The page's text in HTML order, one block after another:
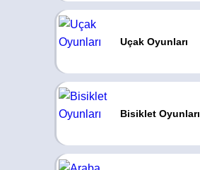
Uçak Oyunları
Bisiklet Oyunları